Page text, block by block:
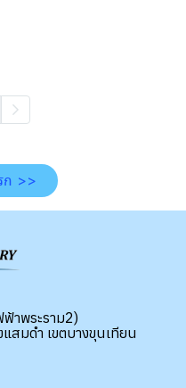
ก >>
าพระราม2)
มดำ เขตบางขุนเทียน